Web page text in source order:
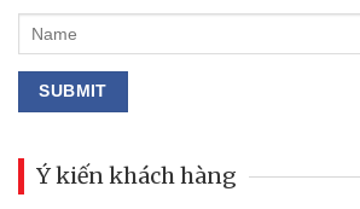
Ý kiến khách hàng